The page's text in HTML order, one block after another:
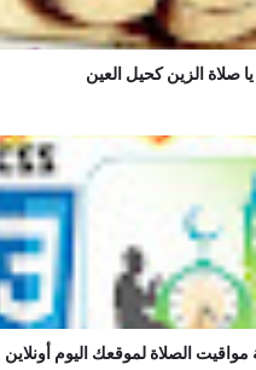
صلاة الزين كحيل العين
مواقيت الصلاة لموقعك اليوم أونلاين
الصلاة لموقعك اليوم أونلاين